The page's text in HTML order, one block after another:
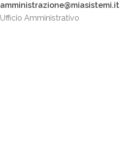
amministrazione@miasistemi.it
Ufficio Amministrativo